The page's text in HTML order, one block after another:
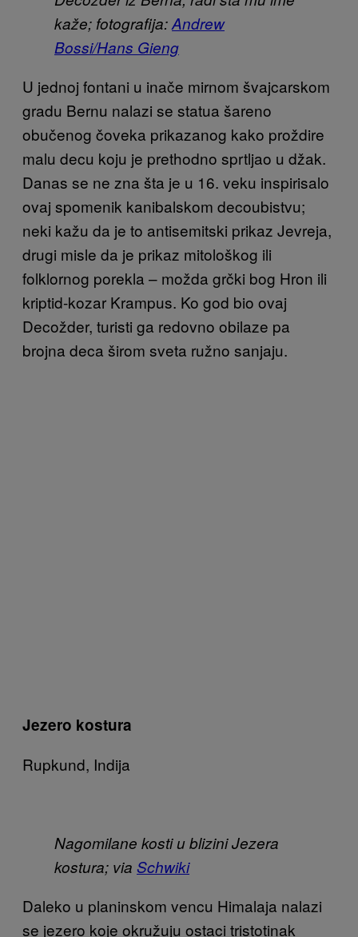
kaže; fotografija:Andrew
Bossi/Hans Gieng
U jednoj fontani u inače mirnom švajcarskom
gradu Bernu nalazi se statua šareno
obučenog čoveka prikazanog kako proždire
malu decu koju je prethodno sprtljao u džak.
Danas se ne zna šta je u 16. veku inspirisalo
ovaj spomenik kanibalskom decoubistvu;
neki kažu da je to antisemitski prikaz Jevreja,
drugi misle da je prikaz mitološkog ili
folklornog porekla – možda grčki bog Hron ili
kriptid-kozar Krampus. Ko god bio ovaj
Decožder, turisti ga redovno obilaze pa
brojna deca širom sveta ružno sanjaju.
Jezero kostura
Rupkund, Indija
Nagomilane kosti u blizini Jezera
kostura; via Schwiki
Daleko u planinskom vencu Himalaja nalazi
se jezero koje okružuju ostaci tristotinak